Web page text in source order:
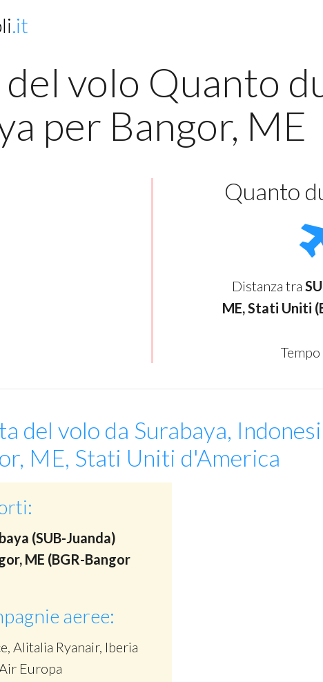
.it
volo Quanto
per Bangor, ME
Quanto
Distanza tra
ME, Stati Uniti
del volo da Surabaya,
ME, Stati Uniti d'America
(SUB-Juanda)
ME (BGR-Bangor
aeree:
Alitalia Ryanair, Iberia
Europa